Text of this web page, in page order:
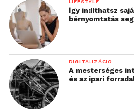
LIFESTYLE
Így indíthatsz
bérnyomtatás
DIGITALIZÁCIÓ
A mesterséges
és az ipari